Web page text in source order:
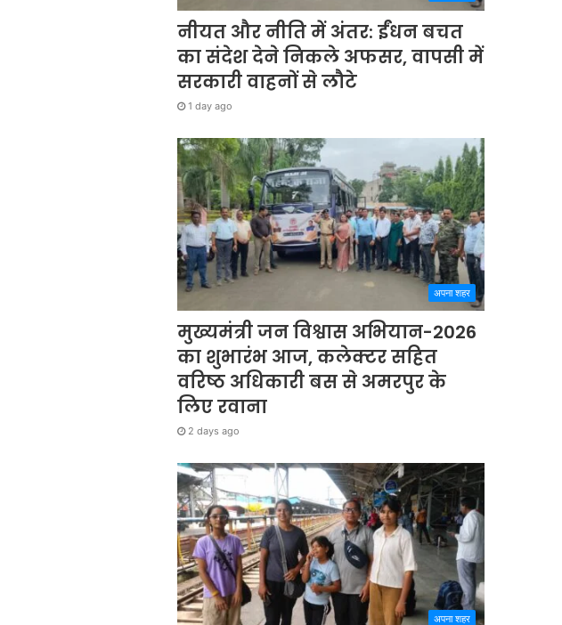
नीयत और नीति में अंतर: ईंधन बचत
का संदेश देने निकले अफसर, वापसी में
सरकारी वाहनों से लौटे
1 day ago
अपना शहर
मुख्यमंत्री जन विश्वास अभियान-2026
का शुभारंभ आज, कलेक्टर सहित
वरिष्ठ अधिकारी बस से अमरपुर के
लिए रवाना
2 days ago
अपना शहर